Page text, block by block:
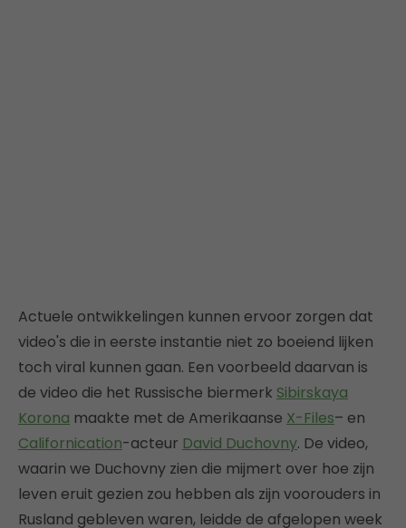
Actuele ontwikkelingen kunnen ervoor zorgen dat
video's die in eerste instantie niet zo boeiend lijken
toch viral kunnen gaan. Een voorbeeld daarvan is
de video die het Russische biermerk Sibirskaya
Korona maakte met de Amerikaanse X-Files– en
Californication-acteur David Duchovny. De video,
waarin we Duchovny zien die mijmert over hoe zijn
leven eruit gezien zou hebben als zijn voorouders in
Rusland gebleven waren, leidde de afgelopen week